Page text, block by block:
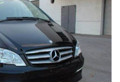
成功案例
关于我们
联系我们